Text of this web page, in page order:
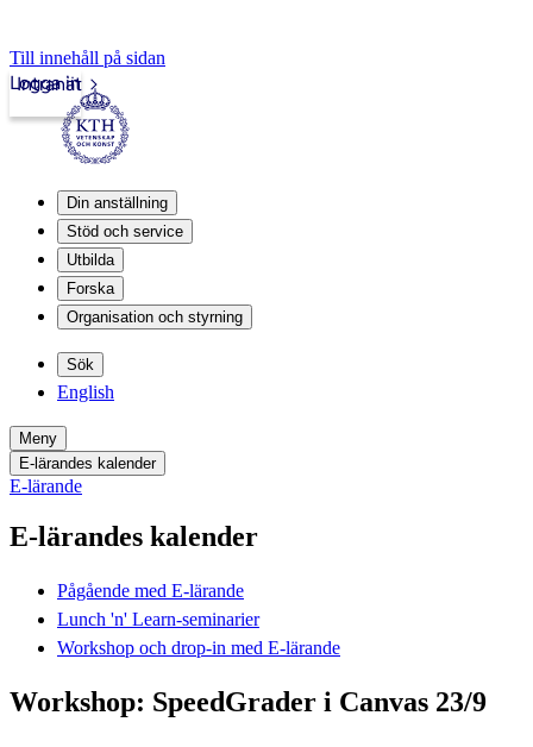
Till innehåll på sidan
Intranät
Logga in
Din anställning
Stöd och service
Utbilda
Forska
Organisation och styrning
Sök
English
Meny
E-lärandes kalender
E-lärande
E-lärandes kalender
Pågående med E-lärande
Lunch 'n' Learn-seminarier
Workshop och drop-in med E-lärande
Workshop: SpeedGrader i Canvas 23/9